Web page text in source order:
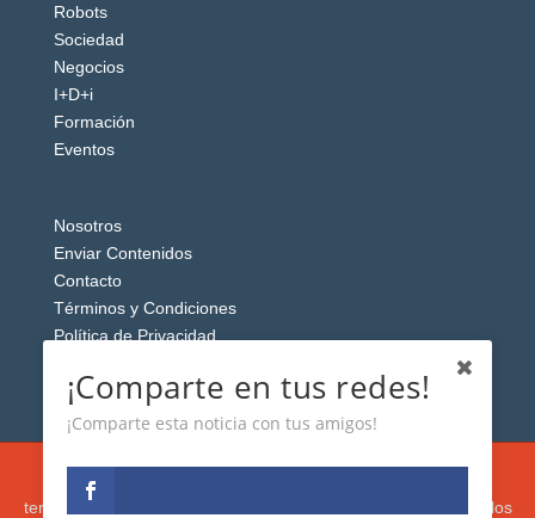
Robots
Sociedad
Negocios
I+D+i
Formación
Eventos
Nosotros
Enviar Contenidos
Contacto
Términos y Condiciones
Política de Privacidad
Esta web usa cookies analíticas y publicitarias (propias y de
terceros) para analizar el tráfico y personalizar el contenido y los
¡Comparte en tus redes!
¡Comparte esta noticia con tus amigos!